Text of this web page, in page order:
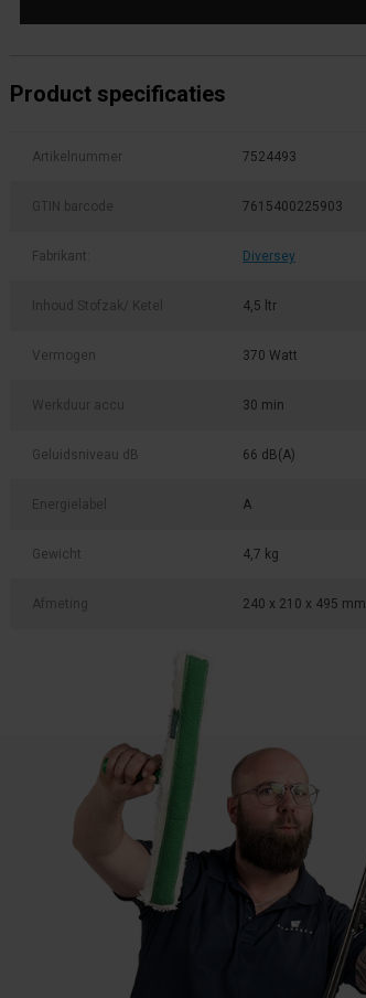
Product specificaties
Artikelnummer 7524493
GTIN barcode 7615400225903
Fabrikant: Diversey
Inhoud Stofzak/ Ketel 4,5 ltr
Vermogen 370 Watt
Werkduur accu 30 min
Geluidsniveau dB 66 dB(A)
Energielabel A
Gewicht 4,7 kg
Afmeting 240 x 210 x 495 mm